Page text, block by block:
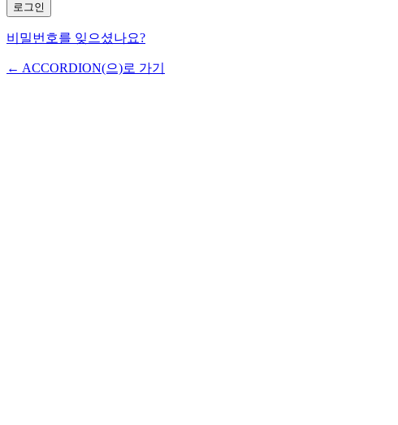
비밀번호를 잊으셨나요?
← ACCORDION(으)로 가기